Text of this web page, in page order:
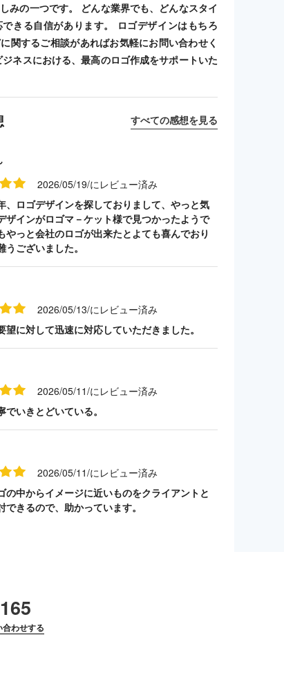
みの一つです。 どんな業界でも、どんなスタイ
きる自信があります。 ロゴデザインはもちろ
関するご相談があればお気軽にお問い合わせく
ネスにおける、最高のロゴ作成をサポートいた
すべての感想を見る
2026/05/19/にレビュー済み
、ロゴデザインを探しておりまして、やっと気
ザインがロゴマ－ケット様で見つかったようで
やっと会社のロゴが出来たとよても喜んでおり
うございました。
2026/05/13/にレビュー済み
望に対して迅速に対応していただきました。
2026/05/11/にレビュー済み
でいきとどいている。
2026/05/11/にレビュー済み
の中からイメージに近いものをクライアントと
できるので、助かっています。
わせする